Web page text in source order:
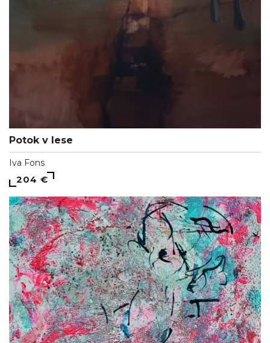
Potok v lese
Iva Fons
204 €